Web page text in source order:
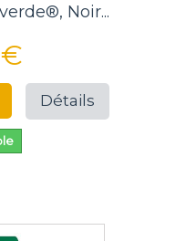
Noir...
Détails